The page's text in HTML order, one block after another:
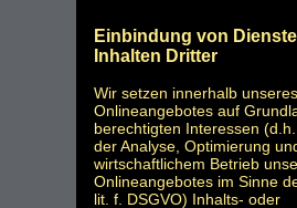
Einbindung von
Inhalten Dritter
Wir setzen innerhalb unseres
Onlineangebotes auf
berechtigten Interessen
der Analyse, Optimierung
wirtschaftlichem Betrieb
Onlineangebotes im Sinne
lit. f. DSGVO) Inhalts- oder